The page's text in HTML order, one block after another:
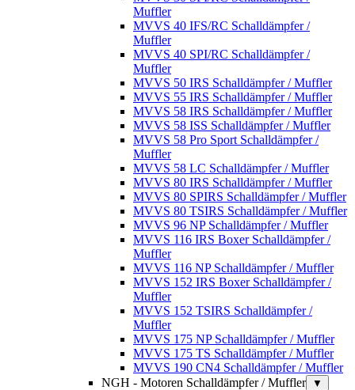
Muffler
MVVS 40 IFS/RC Schalldämpfer /
Muffler
MVVS 40 SPI/RC Schalldämpfer /
Muffler
MVVS 50 IRS Schalldämpfer / Muffler
MVVS 55 IRS Schalldämpfer / Muffler
MVVS 58 IRS Schalldämpfer / Muffler
MVVS 58 ISS Schalldämpfer / Muffler
MVVS 58 Pro Sport Schalldämpfer /
Muffler
MVVS 58 LC Schalldämpfer / Muffler
MVVS 80 IRS Schalldämpfer / Muffler
MVVS 80 SPIRS Schalldämpfer / Muffler
MVVS 80 TSIRS Schalldämpfer / Muffler
MVVS 96 NP Schalldämpfer / Muffler
MVVS 116 IRS Boxer Schalldämpfer /
Muffler
MVVS 116 NP Schalldämpfer / Muffler
MVVS 152 IRS Boxer Schalldämpfer /
Muffler
MVVS 152 TSIRS Schalldämpfer /
Muffler
MVVS 175 NP Schalldämpfer / Muffler
MVVS 175 TS Schalldämpfer / Muffler
MVVS 190 CN4 Schalldämpfer / Muffler
NGH - Motoren Schalldämpfer / Muffler
▼